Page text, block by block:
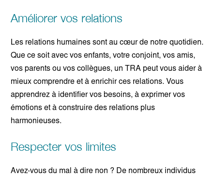
Améliorer vos relations
Les relations humaines sont au cœur de notre quotidien.
Que ce soit avec vos enfants, votre conjoint, vos amis,
vos parents ou vos collègues, un TRA peut vous aider à
mieux comprendre et à enrichir ces relations. Vous
apprendrez à identifier vos besoins, à exprimer vos
émotions et à construire des relations plus
harmonieuses.
Respecter vos limites
Avez-vous du mal à dire non ? De nombreux individus